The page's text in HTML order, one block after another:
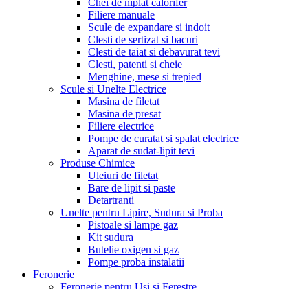
Filiere manuale
Scule de expandare si indoit
Clesti de sertizat si bacuri
Clesti de taiat si debavurat tevi
Clesti, patenti si cheie
Menghine, mese si trepied
Scule si Unelte Electrice
Masina de filetat
Masina de presat
Filiere electrice
Pompe de curatat si spalat electrice
Aparat de sudat-lipit tevi
Produse Chimice
Uleiuri de filetat
Bare de lipit si paste
Detartranti
Unelte pentru Lipire, Sudura si Proba
Pistoale si lampe gaz
Kit sudura
Butelie oxigen si gaz
Pompe proba instalatii
Feronerie
Feronerie pentru Usi si Ferestre